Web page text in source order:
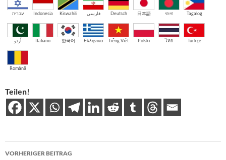
עברית Indonesia Kiswahili فارسی Deutsch 日本語 বাংলা Tagalog
اُردو Italiano 한국어 Ελληνικά Tiếng Việt Polski ไทย Türkçe
Română
Teilen!
Beitragsnavigation
VORHERIGER BEITRAG